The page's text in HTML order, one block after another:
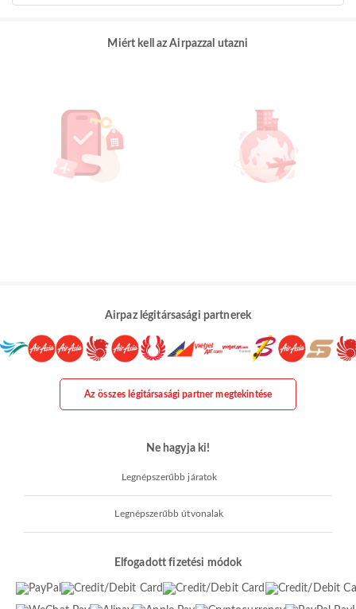
Miért kell az Airpazzal utazni
Airpaz légitársasági partnerek
Az összes légitársasági partner megtekintése
Ne hagyja ki!
Legnépszerűbb járatok
Legnépszerűbb útvonalak
Elfogadott fizetési módok